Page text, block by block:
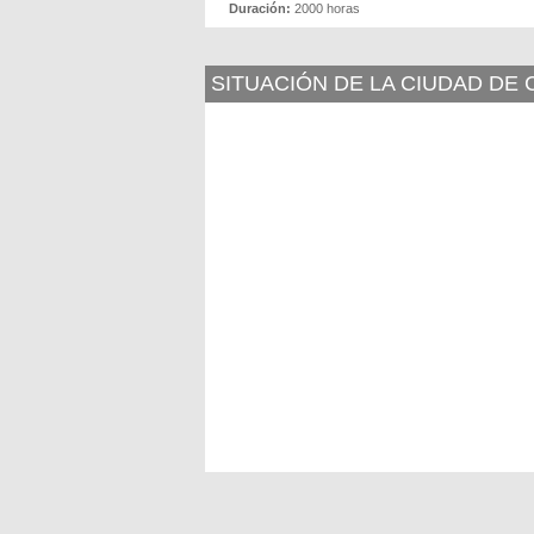
Duración: 2000 horas
SITUACIÓN DE LA CIUDAD DE